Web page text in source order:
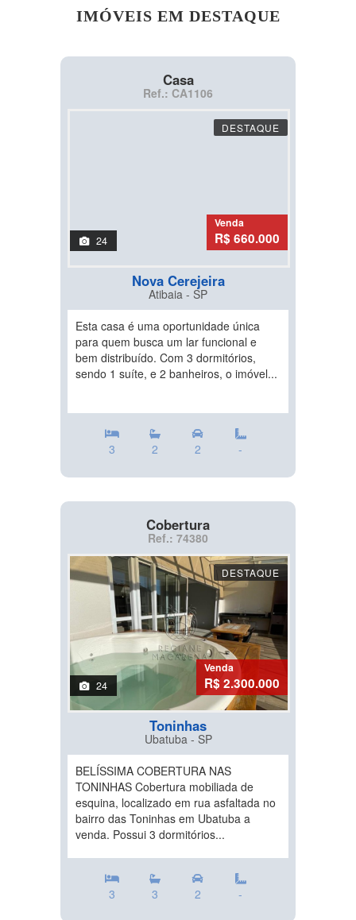
IMÓVEIS EM DESTAQUE
Casa
Ref.: CA1106
DESTAQUE
24
Venda
R$ 660.000
Nova Cerejeira
Atibaia - SP
Esta casa é uma oportunidade única
para quem busca um lar funcional e
bem distribuído. Com 3 dormitórios,
sendo 1 suíte, e 2 banheiros, o imóvel...
3 2 2 -
Cobertura
Ref.: 74380
DESTAQUE
24
Venda
R$ 2.300.000
Toninhas
Ubatuba - SP
BELÍSSIMA COBERTURA NAS
TONINHAS Cobertura mobiliada de
esquina, localizado em rua asfaltada no
bairro das Toninhas em Ubatuba a
venda. Possui 3 dormitórios...
3 3 2 -